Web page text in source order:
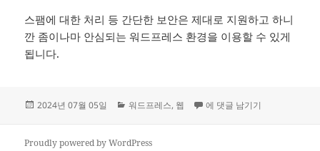
스팸에 대한 처리 등 간단한 보안은 제대로 지원하고 하니
깐 좀이나마 안심되는 워드프레스 환경을 이용할 수 있게
됩니다.
작
자
2024년 07월 05일
카
리
워드프레스, 웹 워드프레스 닷컴 계정으로도
에 댓글 남기기
Proudly powered by WordPress